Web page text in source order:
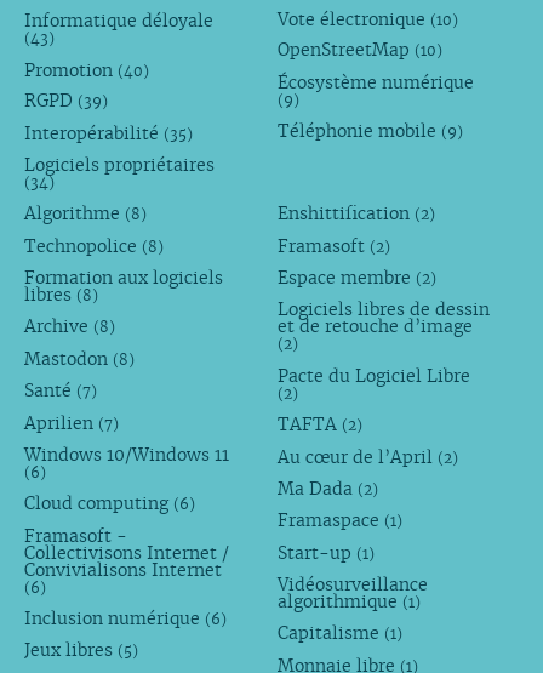
Informatique déloyale
(43)
Promotion (40)
RGPD (39)
Interopérabilité (35)
Logiciels propriétaires
(34)
Vote électronique (10)
OpenStreetMap (10)
Écosystème numérique
(9)
Téléphonie mobile (9)
Algorithme (8)
Technopolice (8)
Formation aux logiciels
libres (8)
Archive (8)
Mastodon (8)
Santé (7)
Aprilien (7)
Windows 10/Windows 11
(6)
Cloud computing (6)
Framasoft -
Collectivisons Internet /
Convivialisons Internet
(6)
Inclusion numérique (6)
Jeux libres (5)
Enshittification (2)
Framasoft (2)
Espace membre (2)
Logiciels libres de dessin
et de retouche d’image
(2)
Pacte du Logiciel Libre
(2)
TAFTA (2)
Au cœur de l’April (2)
Ma Dada (2)
Framaspace (1)
Start-up (1)
Vidéosurveillance
algorithmique (1)
Capitalisme (1)
Monnaie libre (1)